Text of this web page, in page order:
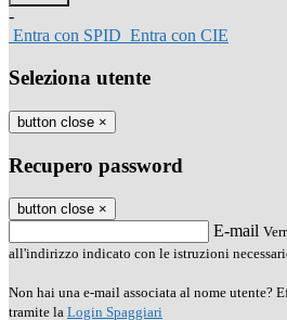
-
Entra con SPID Entra con CIE
Seleziona utente
button close ×
Recupero password
button close ×
E-mail
all'indirizzo indicato con le istruzioni
Non hai una e-mail associata al nome utente?
tramite la Login Spaggiari